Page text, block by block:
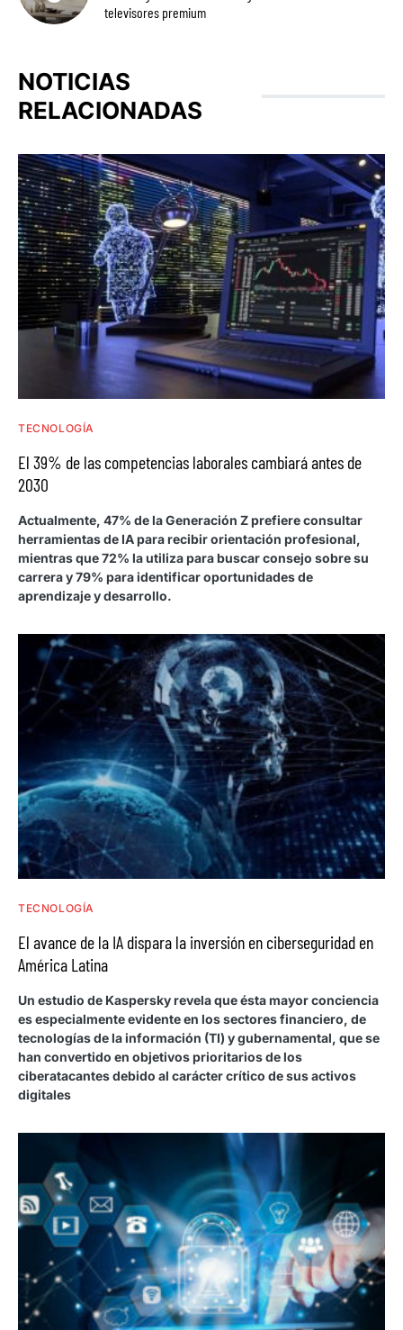
televisores premium
NOTICIAS
RELACIONADAS
TECNOLOGÍA
El 39% de las competencias laborales cambiará antes de
2030
Actualmente, 47% de la Generación Z prefiere consultar
herramientas de IA para recibir orientación profesional,
mientras que 72% la utiliza para buscar consejo sobre su
carrera y 79% para identificar oportunidades de
aprendizaje y desarrollo.
TECNOLOGÍA
El avance de la IA dispara la inversión en ciberseguridad en
América Latina
Un estudio de Kaspersky revela que ésta mayor conciencia
es especialmente evidente en los sectores financiero, de
tecnologías de la información (TI) y gubernamental, que se
han convertido en objetivos prioritarios de los
ciberatacantes debido al carácter crítico de sus activos
digitales